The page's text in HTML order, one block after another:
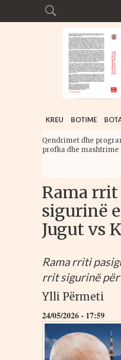
KREU BOTIME
Qendrimet dhe
profka dhe mashtrime
Rama rrit
sigurinë
Jugut vs
Rama rriti
rrit sigurinë për
Ylli Përmeti
24/05/2026 - 17:59